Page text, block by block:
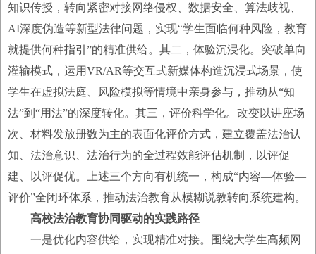
知识传授，转向紧密对接网络侵权、数据安全、算法歧视、
AI深度伪造等新型法律问题，实现“学生面临何种风险，教育
就提供何种指引”的精准供给。其二，体验沉浸化。突破单向
灌输模式，运用VR/AR等交互式新媒体构造沉浸式场景，使
学生在虚拟法庭、风险模拟等情境中亲身参与，推动从“知
法”到“用法”的深度转化。其三，评价科学化。改变以讲座场
次、材料发放册数为主的表面化评价方式，建立覆盖法治认
知、法治意识、法治行为的全过程效能评估机制，以评促
建、以评促优。上述三个方向有机统一，构成“内容—体验—
评价”全闭环体系，推动法治教育从模糊说教转向系统建构。
高校法治教育协同驱动的实践路径
一是优化内容供给，实现精准对接。围绕大学生高频网